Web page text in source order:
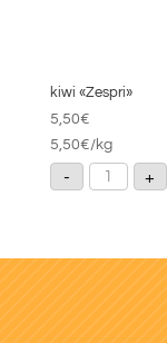
kiwi «Zespri»
5,50€
5,50€/kg
-
kiwi
"Zespri"
+